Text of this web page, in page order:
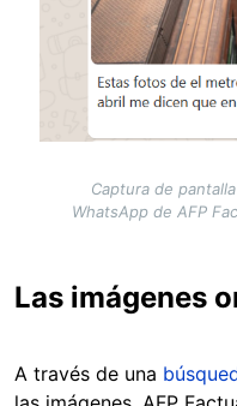
Captura de
WhatsApp de AFP
Las imágenes
A través de una